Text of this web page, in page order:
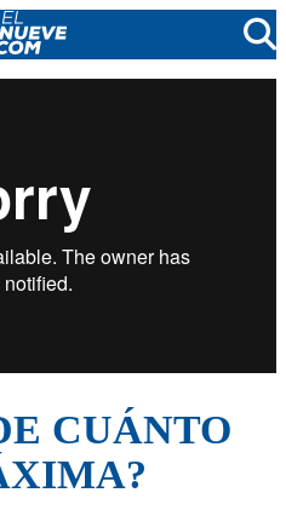
CUÁNTO